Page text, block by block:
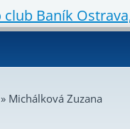
» Michálková Zuzana